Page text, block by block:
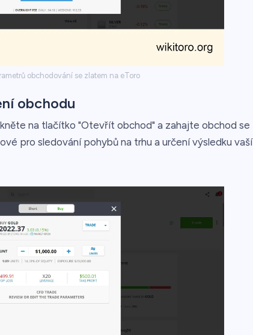
obchodování se zlatem na eToro
obchodu
na tlačítko "Otevřít obchod" a zahajte obchod se
pro sledování pohybů na trhu a určení výsledku vaší